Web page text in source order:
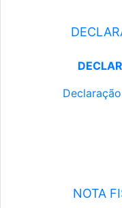
NOTA